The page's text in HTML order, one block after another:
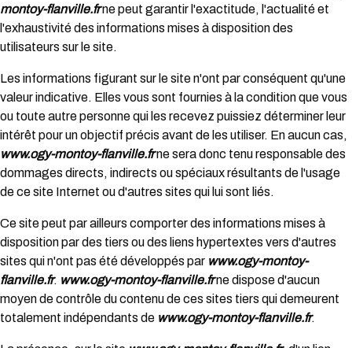
montoy-flanville.frne peut garantir l'exactitude, l'actualité et
l'exhaustivité des informations mises à disposition des
utilisateurs sur le site.
Les informations figurant sur le site n'ont par conséquent qu'une
valeur indicative. Elles vous sont fournies à la condition que vous
ou toute autre personne qui les recevez puissiez déterminer leur
intérêt pour un objectif précis avant de les utiliser. En aucun cas,
www.ogy-montoy-flanville.frne sera donc tenu responsable des
dommages directs, indirects ou spéciaux résultants de l'usage
de ce site Internet ou d'autres sites qui lui sont liés.
Ce site peut par ailleurs comporter des informations mises à
disposition par des tiers ou des liens hypertextes vers d'autres
sites qui n'ont pas été développés par www.ogy-montoy-
flanville.fr. www.ogy-montoy-flanville.frne dispose d'aucun
moyen de contrôle du contenu de ces sites tiers qui demeurent
totalement indépendants de www.ogy-montoy-flanville.fr.